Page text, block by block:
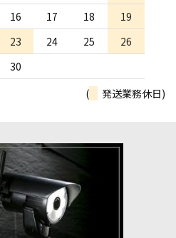
16 17 18
19
23 24 25
26
30
(
発送業務休日)